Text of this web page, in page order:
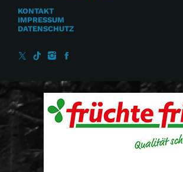
KONTAKT
IMPRESSUM
DATENSCHUTZ